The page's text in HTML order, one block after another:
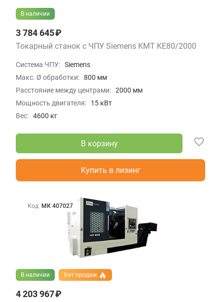
В наличии
3 784 645 ₽
Токарный станок с ЧПУ Siemens KMT KE80/2000
Система ЧПУ: Siemens
Макс. Ø обработки: 800 мм
Расстояние между центрами: 2000 мм
Мощность двигателя:
15 кВт
Вес: 4600 кг
В корзину
Купить в лизинг
В наличии Хит продаж
4 203 967 ₽
Код МК 407027